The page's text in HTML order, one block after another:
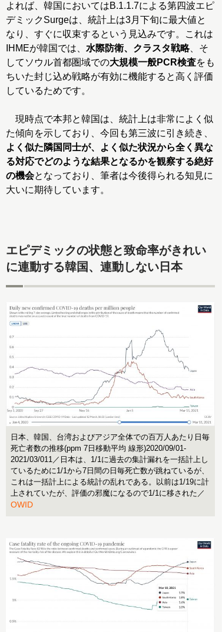
よれば、韓国においてはB.1.1.7による第四波エピ
デミックSurgeは、統計上は3月下旬に最大値と
なり、すぐに収束するという見込みです。これは
IHMEが韓国では、 水際防衛、クラスタ戦略、そ
してソウル首都圏域での大規模一般PCR検査をも
ちいた封じ込め戦略が有効に機能すると高く評価
しているためです。
現時点で本邦と韓国は、統計上は非常によく似
た傾向を示しており、今回も第三波に引き続き、
よく似た隣国同士が、よく似た状況から全く異な
る対応でどのような結果となるかを観察する絶好
の機会となっており、筆者は今後得られる知見に
大いに期待しています。
エピデミックの状態と致命率がきれい
に連動する韓国、連動しない日本
日本、韓国、台湾およびアジア全体での百万人あたり日毎
死亡者数の推移(ppm 7日移動平均 線形)2020/09/01-
2021/03/011／日本は、1/1に過去の集計漏れを一括計上し
ているために1/1から7日間の日毎死亡数が跳ねているが、
これは一括計上による統計の乱れである。以前は1/19に計
上されていたが、評価の邪魔になるので1/1に移された／
OWID